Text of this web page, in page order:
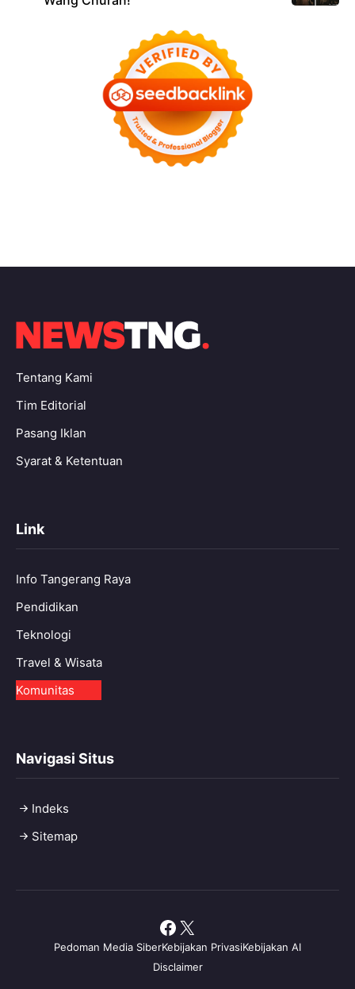
Tentang Kami
Tim Editorial
Pasang Iklan
Syarat & Ketentuan
Link
Info Tangerang Raya
Pendidikan
Teknologi
Travel & Wisata
Komunitas
Navigasi Situs
Indeks
Sitemap
Pedoman Media SiberKebijakan PrivasiKebijakan AI
Disclaimer
Facebook
X